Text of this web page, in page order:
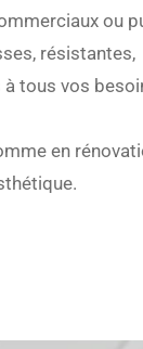
ou
résistantes,
tous vos
en